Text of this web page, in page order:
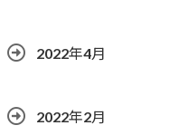
2022年4月
2022年2月